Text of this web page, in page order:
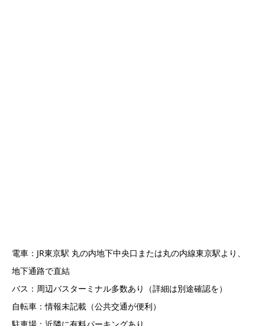
バス：周辺バスターミナル多数あり（詳細は別途確認を）
自転車：情報未記載（公共交通が便利）
駐車場：近隣に有料パーキングあり
宿泊：東京駅周辺に多数あり、遠方からの方にも安心